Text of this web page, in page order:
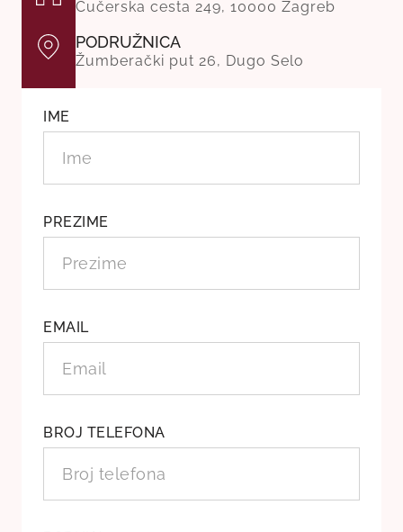
Čučerska cesta 249, 10000 Zagreb
PODRUŽNICA
Žumberački put 26, Dugo Selo
IME
PREZIME
EMAIL
BROJ TELEFONA